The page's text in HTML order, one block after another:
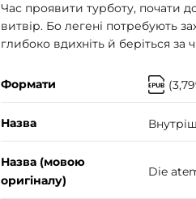
Час проявити турботу, почати
витвір. Бо легені потребують
глибоко вдихніть й беріться за
Формати
Назва
Назва (мовою
оригіналу)
Die